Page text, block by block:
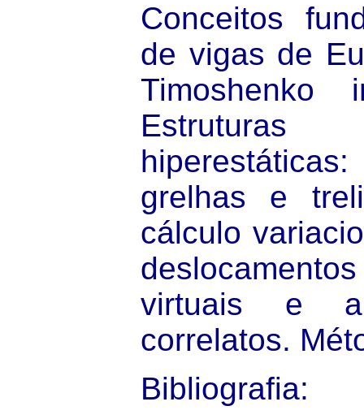
Conceitos
de vigas de
Timoshenko
Estruturas
grelhas e
cálculo
virtuais e
correlatos.
Bibliografia: